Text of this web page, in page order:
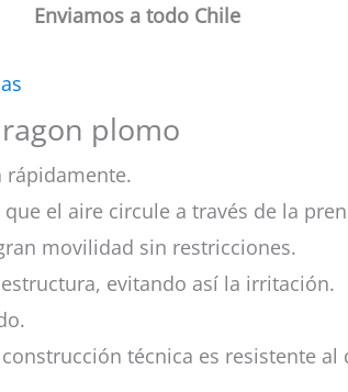
Enviamos a todo Chile
plomo
rápidamente.
el aire circule a través de la
movilidad sin restricciones.
evitando así la irritación.
técnica es resistente